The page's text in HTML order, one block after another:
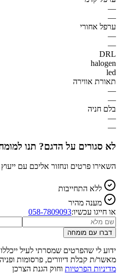
—
—
ערפל אחורי
—
—
DRL
halogen
led
תאורת אווירה
—
—
בלם חניה
—
—
לא סגורים על הדגם? תנו
השאירו פרטים ונחזור אליכם עם
ללא התחייבות
מענה מהיר
או חייגו עכשיו:058-7809093
דברו עם מומחה
ידוע לי שהפרטים שמסרתי לעיל
מאשר/ת קבלת דיוורים, פרסומות
מדיניות הפרטיות וחוק הגנת הצרכן